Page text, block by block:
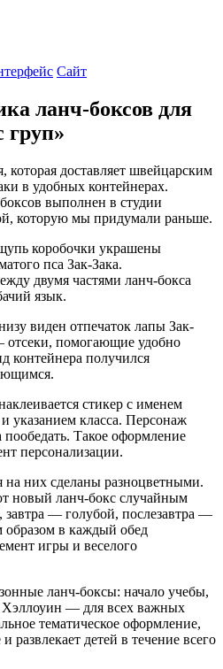
Сайт
ланч-боксов для
груп»
доставляет швейцарским
в удобных контейнерах.
выполнен в студии
которую мы придумали раньше.
коробочки украшены
пса Зак-Зака.
двумя частями ланч-бокса
язык.
виден отпечаток лапы Зак-
помогающие удобно
контейнера получился
стикер с именем
указанием класса. Персонаж
Такое оформление
персонализации.
них сделаны разноцветными.
новый ланч-бокс случайным
— голубой, послезавтра —
образом в каждый обед
игры и веселого
ланч-боксы: начало учебы,
Хэллоуин — для всех важных
тематическое оформление,
развлекает детей в течение всего